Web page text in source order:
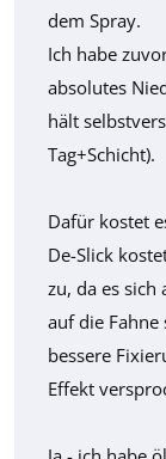
dem Spray.
Ich habe
absolutes
hält
Tag+Schicht).
Dafür kostet
De-Slick
zu, da es sich
auf die
bessere
Effekt